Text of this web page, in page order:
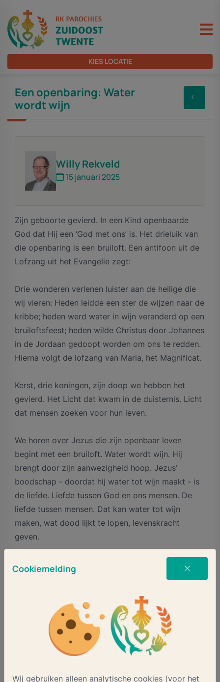
Cookiemelding
Wij gebruiken alleen analytische cookies (voor het
KIES LOCATIE
Een openbaring: Water
wordt wijn
Willy Rekveld
15 januari 2025
Zijn geboorte gevierd. In een Kind openbaarde
God dat Hij een ‘God met ons’ is. Het drieluik van
die openbaring is een bruiloft. Een antifoon uit de
Lofzang uit het Evangelie zegt:
Drie wonderen verlenen luister aan de heilige die
wij vieren: Heden leidde een ster de wijzen naar de
kribbe; heden werd water in wijn veranderd op een
bruiloftsfeest; heden wilde Christus door Johannes
in de Jordaan gedoopt worden om ons te redden.
Hierna volgt de lofzang van Maria, het Magnificat.
Kerst, drie koningen, zijn doop we hebben het
gevierd. Het Licht dat kwam in de duisternis. Licht
dat mensen zoeken voor hun leven.
We horen over Jezus die zijn openbaar leven
begint met een bruiloft. Water wordt wijn. Hij
brengt door zijn aanwezigheid hoop. Jezus’
boodschap - doordat hij water tot wijn maakt - is
de liefde. Liefde tussen God en ons mensen. De
liefde tussen mensen. Dat kan water tot wijn
maken, wat dood lijkt te lopen, levenskracht
geven.
Het verhaal van deze bruiloft wil ons zeggen: ‘Wie
liefde in zijn leven niet laat verwateren mag weten
dat er steeds opnieuw hoe dan ook leven is’. Maria
zag het en zei: ‘Doe maar wat Hij, Jezus, u zeggen
Wij mogen daarin geloven en vertrouwen hebben
verwateren, maar ons hart openstellen voor Hem,